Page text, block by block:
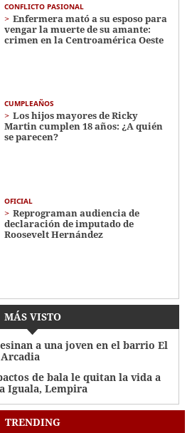
CONFLICTO PASIONAL
Enfermera mató a su esposo para
vengar la muerte de su amante:
crimen en la Centroamérica Oeste
CUMPLEAÑOS
Los hijos mayores de Ricky
Martin cumplen 18 años: ¿A quién
se parecen?
OFICIAL
Reprograman audiencia de
declaración de imputado de
Roosevelt Hernández
MÁS VISTO
a una joven en el barrio El
de bala le quitan la vida a
Iguala, Lempira
TRENDING